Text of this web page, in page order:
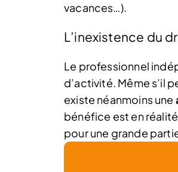
vacances…).
L’inexistence du
Le professionnel
d’activité. Même s’il
existe néanmoins une
bénéfice est en
pour une grande